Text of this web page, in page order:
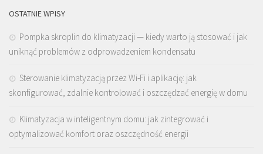
OSTATNIE WPISY
Pompka skroplin do klimatyzacji — kiedy warto ją stosować i jak
uniknąć problemów z odprowadzeniem kondensatu
Sterowanie klimatyzacją przez Wi-Fi i aplikację: jak
skonfigurować, zdalnie kontrolować i oszczędzać energię w domu
Klimatyzacja w inteligentnym domu: jak zintegrować i
optymalizować komfort oraz oszczędność energii